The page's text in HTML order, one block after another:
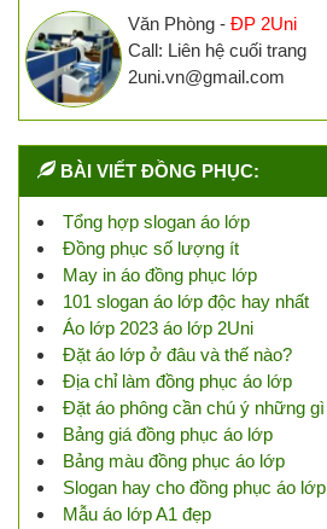
Văn Phòng - ĐP 2Uni
Call: Liên hệ cuối trang
2uni.vn@gmail.com
BÀI VIẾT ĐỒNG PHỤC:
Tổng hợp slogan áo lớp
Đồng phục số lượng ít
May in áo đồng phục lớp
101 slogan áo lớp độc hay nhất
Áo lớp 2023 áo lớp 2Uni
Đặt áo lớp ở đâu và thế nào?
Địa chỉ làm đồng phục áo lớp
Đặt áo phông cần chú ý những gì
Bảng giá đồng phục áo lớp
Bảng màu đồng phục áo lớp
Slogan hay cho đồng phục áo lớp
Mẫu áo lớp A1 đẹp